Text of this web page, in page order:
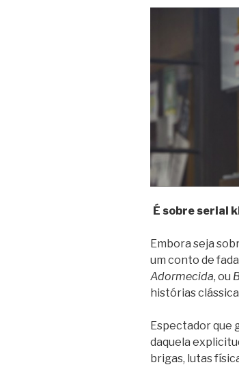
É sobre serial
Embora seja
um conto de
Adormecida, ou
histórias
Espectador que
daquela
brigas, lutas